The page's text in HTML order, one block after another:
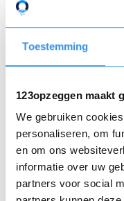
Toestemming
123opzeggen maakt
We gebruiken
personaliseren, om
en om ons
informatie over uw
partners voor social